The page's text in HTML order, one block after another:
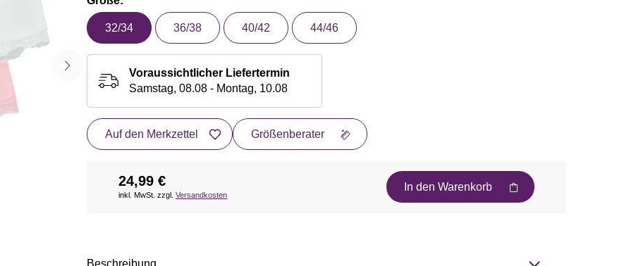
32/34 36/38 40/42 44/46
Voraussichtlicher Liefertermin
Samstag, 08.08 - Montag, 10.08
Auf den Merkzettel Größenberater
24,99 €
inkl. MwSt. zzgl. Versandkosten
In den Warenkorb
Beschreibung